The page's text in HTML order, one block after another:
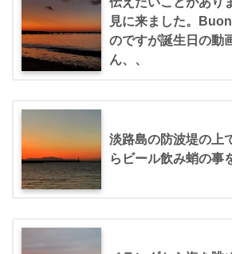
見に来ました。
のですが誕生日の動
ん、、
淡路島の防波堤の上
らビール飲み蛸の事